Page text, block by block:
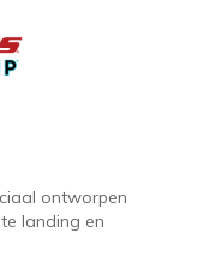
ontworpen
landing en